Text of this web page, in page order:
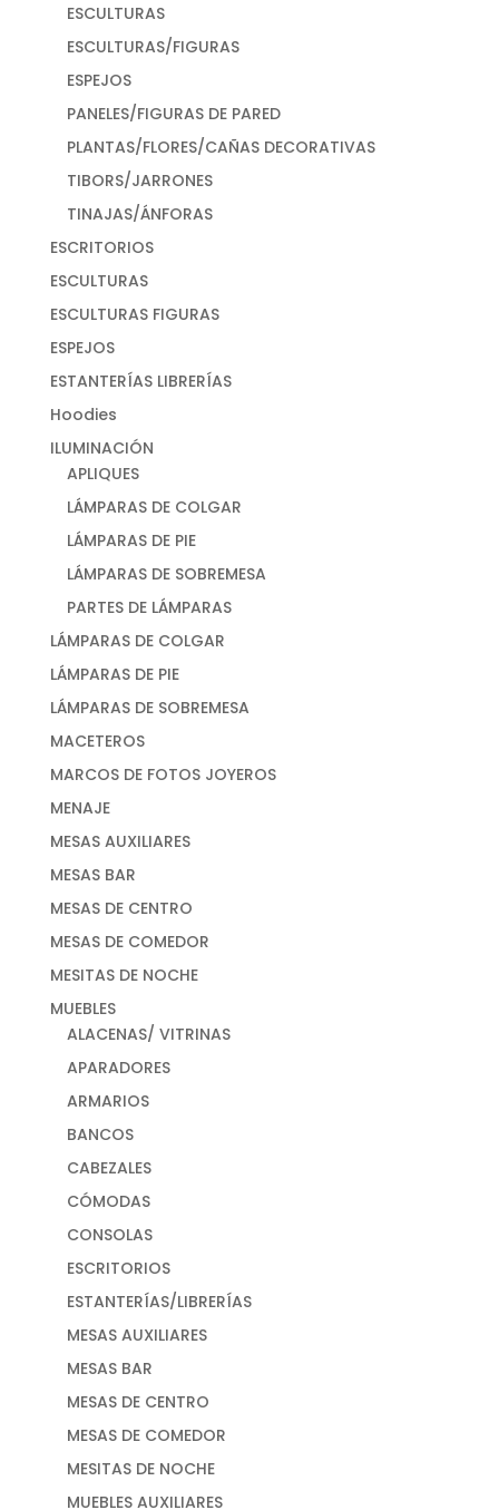
ESCULTURAS
ESCULTURAS/FIGURAS
ESPEJOS
PANELES/FIGURAS DE PARED
PLANTAS/FLORES/CAÑAS DECORATIVAS
TIBORS/JARRONES
TINAJAS/ÁNFORAS
ESCRITORIOS
ESCULTURAS
ESCULTURAS FIGURAS
ESPEJOS
ESTANTERÍAS LIBRERÍAS
Hoodies
ILUMINACIÓN
APLIQUES
LÁMPARAS DE COLGAR
LÁMPARAS DE PIE
LÁMPARAS DE SOBREMESA
PARTES DE LÁMPARAS
LÁMPARAS DE COLGAR
LÁMPARAS DE PIE
LÁMPARAS DE SOBREMESA
MACETEROS
MARCOS DE FOTOS JOYEROS
MENAJE
MESAS AUXILIARES
MESAS BAR
MESAS DE CENTRO
MESAS DE COMEDOR
MESITAS DE NOCHE
MUEBLES
ALACENAS/ VITRINAS
APARADORES
ARMARIOS
BANCOS
CABEZALES
CÓMODAS
CONSOLAS
ESCRITORIOS
ESTANTERÍAS/LIBRERÍAS
MESAS AUXILIARES
MESAS BAR
MESAS DE CENTRO
MESAS DE COMEDOR
MESITAS DE NOCHE
MUEBLES AUXILIARES